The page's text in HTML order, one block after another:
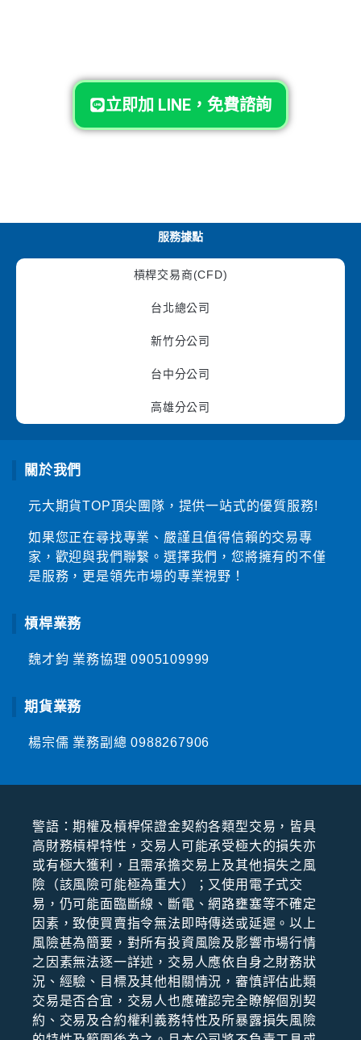
立即加 LINE，免費諮詢
服務據點
槓桿交易商(CFD)
台北總公司
新竹分公司
台中分公司
高雄分公司
關於我們
元大期貨TOP頂尖團隊，提供一站式的優質服務!
如果您正在尋找專業、嚴謹且值得信賴的交易專
家，歡迎與我們聯繫。選擇我們，您將擁有的不僅
是服務，更是領先市場的專業視野！
槓桿業務
魏才鈞 業務協理0905109999
期貨業務
楊宗儒 業務副總0988267906
警語：期權及槓桿保證⾦契約各類型交易，皆具
⾼財務槓桿特性，交易⼈可能承受極⼤的損失亦
或有極⼤獲利，且需承擔交易上及其他損失之風
險（該風險可能極為重⼤）；⼜使⽤電⼦式交
易，仍可能⾯臨斷線、斷電、網路壅塞等不確定
因素，致使買賣指令無法即時傳送或延遲。以上
風險甚為簡要，對所有投資風險及影響市場⾏情
之因素無法逐⼀詳述，交易⼈應依⾃⾝之財務狀
況、經驗、⽬標及其他相關情況，審慎評估此類
交易是否合宜，交易⼈也應確認完全瞭解個別契
約、交易及合約權利義務特性及所暴露損失風險